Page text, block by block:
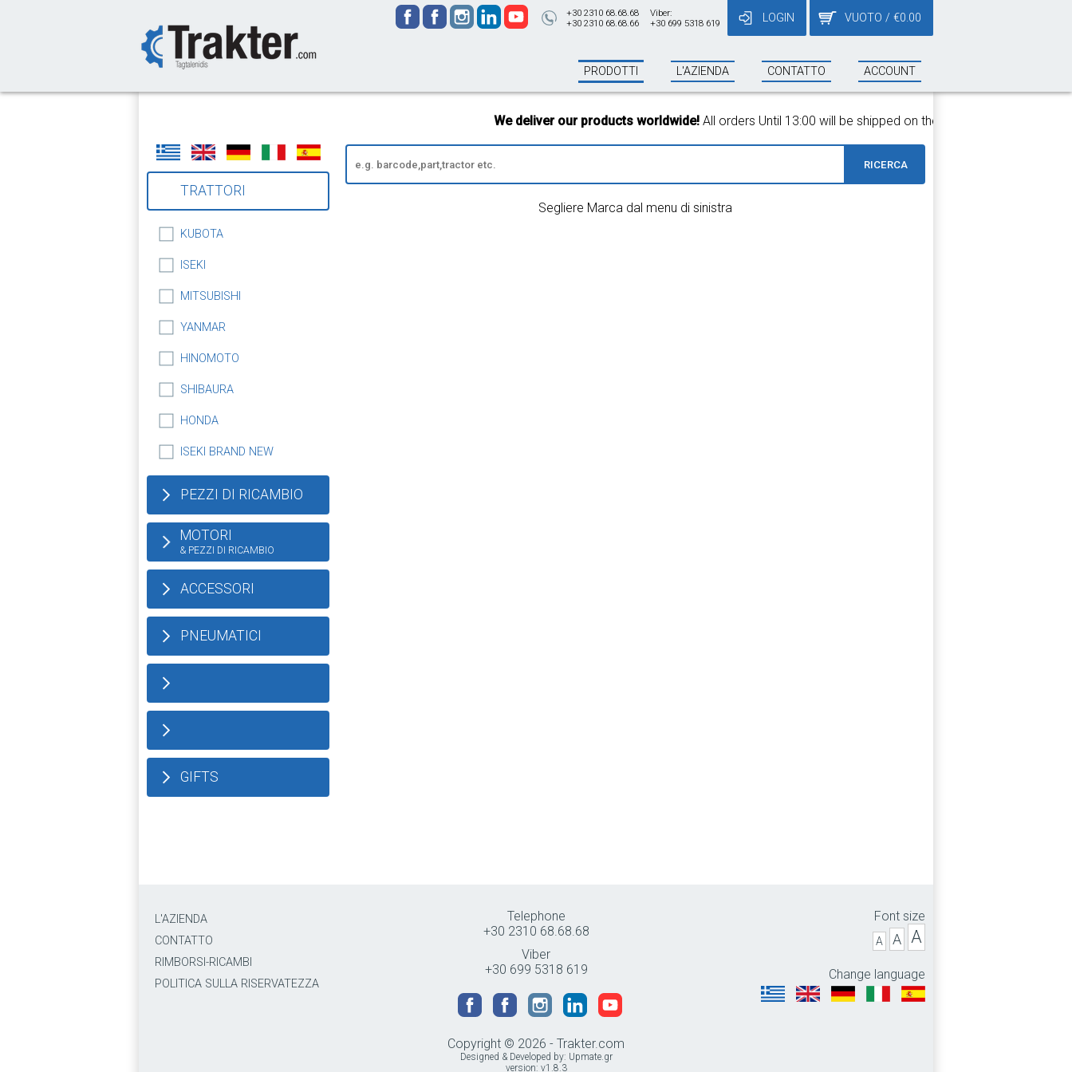
+30 2310 68.68.68
+30 2310 68.68.66
Viber:
+30 699 5318 619
LOGIN VUOTO / €0.00
PRODOTTI L'AZIENDA CONTATTO ACCOUNT
We deliver our products worldwide!All orders Until 13:00 will be shipped on the same day!
TRATTORI
KUBOTA
ISEKI
MITSUBISHI
YANMAR
HINOMOTO
SHIBAURA
HONDA
ISEKI BRAND NEW
PEZZI DI RICAMBIO
MOTORI
& PEZZI DI RICAMBIO
ACCESSORI
PNEUMATICI
GIFTS
RICERCA
Segliere Marca dal menu di sinistra
L'AZIENDA
CONTATTO
RIMBORSI-RICAMBI
POLITICA SULLA RISERVATEZZA
Telephone
+30 2310 68.68.68
Viber
+30 699 5318 619
Copyright © 2026 - Trakter.com
Designed & Developed by: Upmate.gr
version: v1.8.3
Font size
A A A
Change language